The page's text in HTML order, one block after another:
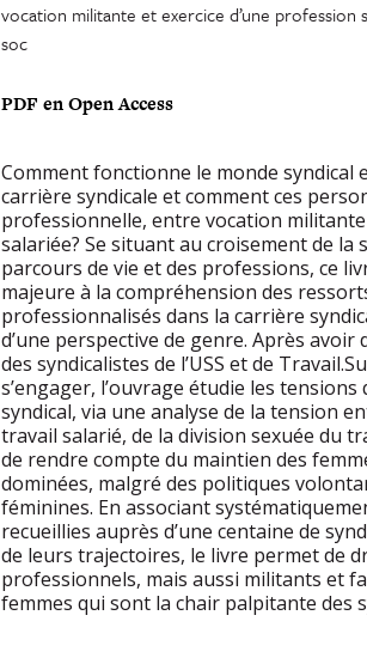
vocation militante et exercice d’une profession
soc
PDF en Open Access
Comment fonctionne le monde syndical
carrière syndicale et comment ces
professionnelle, entre vocation
salariée? Se situant au croisement de la
parcours de vie et des professions, ce
majeure à la compréhension des
professionnalisés dans la carrière
d’une perspective de genre. Après
des syndicalistes de l’USS et de
s’engager, l’ouvrage étudie les
syndical, via une analyse de la tension
travail salarié, de la division sexuée du
de rendre compte du maintien des
dominées, malgré des politiques
féminines. En associant
recueillies auprès d’une centaine de
de leurs trajectoires, le livre permet de
professionnels, mais aussi militants et
femmes qui sont la chair palpitante des